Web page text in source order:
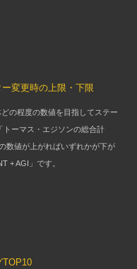
変更時の上限・下限
の程度の数値を目指してステー
トーマス・エジソンの総合計
数値が上がればいずれかが下が
+ AGI」です。
TOP10